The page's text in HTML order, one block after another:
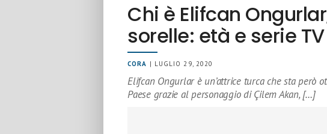
Chi è Elifcan
sorelle: età e serie TV
CORA | LUGLIO 29, 2020
Elifcan Ongurlar è un’attrice turca che sta però
Paese grazie al personaggio di Çilem Akan, […]